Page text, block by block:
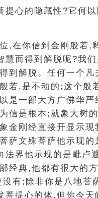
提心的隐藏性?它何
,在你信到金刚般若,
慧而得到解脱呢?我
到解脱。任何一个
若,是不动的;这个般
是一部大方广佛华
信是根本;就象大树
金刚经直接开显示
萨文殊菩萨他示现
法界他示现的是毗卢
经典,他都有很大的
有;除非你是八地菩
菩提心的体,但你今